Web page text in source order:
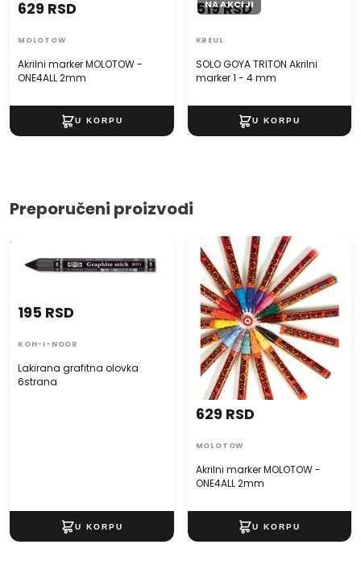
Akrilni marker MOLOTOW -
ONE4ALL 2mm
629 RSD
MOLOTOW
NA AKCIJI
SOLO GOYA TRITON Akrilni
marker 1 - 4 mm
519 RSD
KREUL
Preporučeni proizvodi
Lakirana grafitna olovka
6strana
Lakirana grafitna olovka
6strana
195 RSD
KOH-I-NOOR
Akrilni marker MOLOTOW -
ONE4ALL 2mm
Akrilni marker MOLOTOW -
ONE4ALL 2mm
629 RSD
MOLOTOW